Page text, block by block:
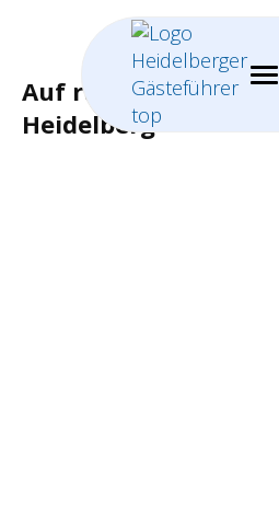
Auf russischen
Heidelberg